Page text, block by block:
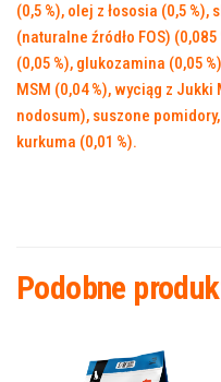
(0,5 %), olej z łososia (0,5
(naturalne źródło FOS)
(0,05 %), glukozamina (0,05
MSM (0,04 %), wyciąg z
nodosum), suszone
kurkuma (0,01 %).
Podobne